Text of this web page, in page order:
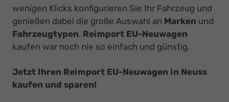
wenigen Klicks konfigurieren Sie Ihr Fahrzeug und
genießen dabei die große Auswahl an Marken und
Fahrzeugtypen. Reimport EU-Neuwagen
kaufen war noch nie so einfach und günstig.
Jetzt Ihren Reimport EU-Neuwagen in Neuss
kaufen und sparen!